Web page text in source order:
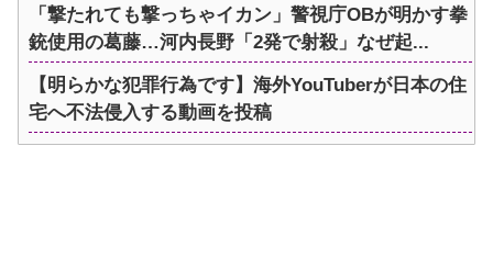
「撃たれても撃っちゃイカン」警視庁OBが明かす拳
銃使用の葛藤…河内長野「2発で射殺」なぜ起...
【明らかな犯罪行為です】海外YouTuberが日本の住
宅へ不法侵入する動画を投稿